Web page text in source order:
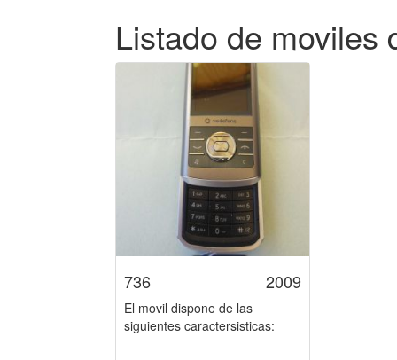
Listado de moviles
2009
736
El movil dispone de las
siguientes caractersisticas: